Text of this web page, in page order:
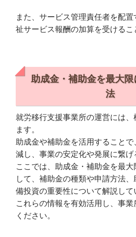
また、サービス管理責任者を配
祉サービス報酬の加算を受けるこ
助成金・補助金を最大
法
就労移行支援事業所の運営には、
ます。
助成金や補助金を活用すること
減し、事業の安定化や発展に繋げ
ここでは、助成金・補助金を最
して、補助金の種類や申請方法
備投資の重要性について解説して
これらの情報を有効活用し、事
ください。